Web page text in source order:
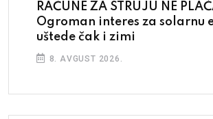
RAČUNE ZA STRUJU NE
Ogroman interes za solarnu
uštede čak i zimi
8. AVGUST 2026.